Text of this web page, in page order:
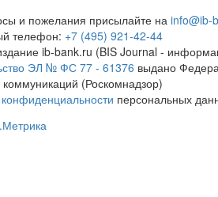
и пожелания присылайте на info@ib-
телефон: +7 (495) 921-42-44
ib-bank.ru (BIS Journal -
ЭЛ № ФС 77 - 61376 выдано
(Роскомнадзор)
персональных